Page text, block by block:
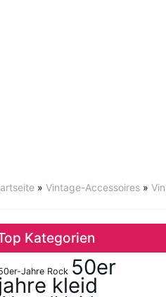
» Vintage-Accessoires »
Kategorien
Jahre Rock 50er
kleid